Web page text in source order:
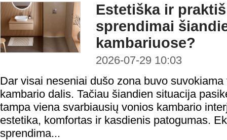
Estetiška ir
sprendimai
kambariuose?
2026-07-29 10:03
Dar visai neseniai dušo zona buvo
kambario dalis. Tačiau šiandien situacija
tampa viena svarbiausių vonios kambario
estetika, komfortas ir kasdienis patogumas.
sprendima...